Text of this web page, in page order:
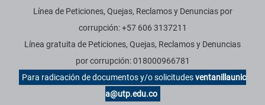
Línea de Peticiones, Quejas, Reclamos y Denuncias por
corrupción: +57 606 3137211
Línea gratuita de Peticiones, Quejas, Reclamos y Denuncias
por corrupción: 018000966781
Para radicación de documentos y/o solicitudesventanillaunic
a@utp.edu.co